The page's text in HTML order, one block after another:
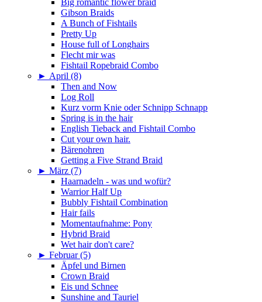
Gibson Braids
A Bunch of Fishtails
Pretty Up
House full of Longhairs
Flecht mir was
Fishtail Ropebraid Combo
► April (8)
Then and Now
Log Roll
Kurz vorm Knie oder Schnipp Schnapp
Spring is in the hair
English Tieback and Fishtail Combo
Cut your own hair.
Bärenohren
Getting a Five Strand Braid
► März (7)
Haarnadeln - was und wofür?
Warrior Half Up
Bubbly Fishtail Combination
Hair fails
Momentaufnahme: Pony
Hybrid Braid
Wet hair don't care?
► Februar (5)
Äpfel und Birnen
Crown Braid
Eis und Schnee
Sunshine and Tauriel